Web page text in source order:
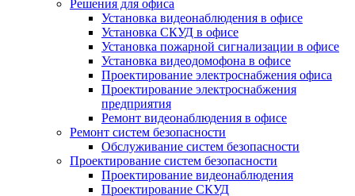
Решения для офиса
Установка видеонаблюдения в офисе
Установка СКУД в офисе
Установка пожарной сигнализации в офисе
Установка видеодомофона в офисе
Проектирование электроснабжения офиса
Проектирование электроснабжения
предприятия
Ремонт видеонаблюдения в офисе
Ремонт систем безопасности
Обслуживание систем безопасности
Проектирование систем безопасности
Проектирование видеонаблюдения
Проектирование СКУД